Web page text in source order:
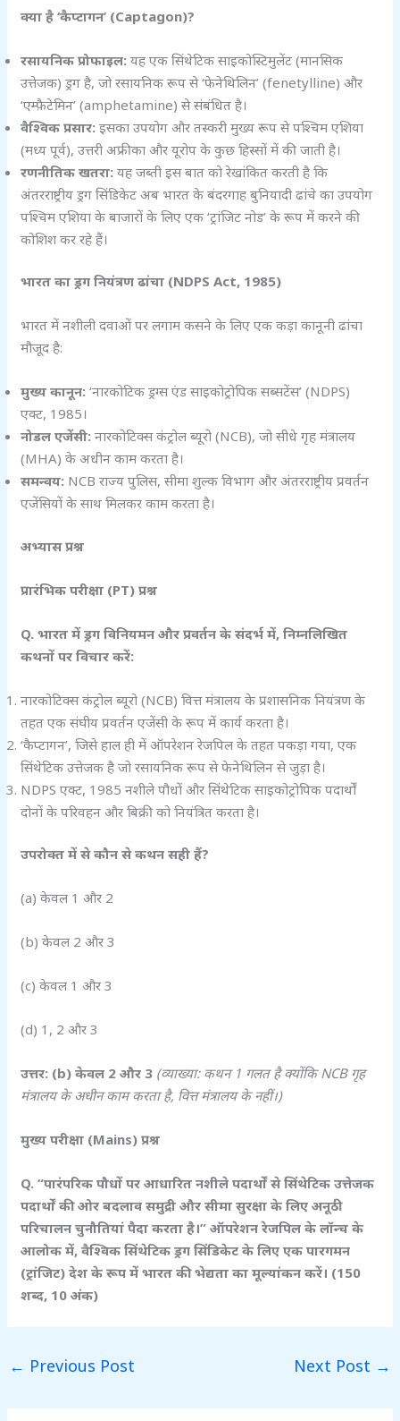
क्या है ‘कैप्टागन’ (Captagon)?
रसायनिक प्रोफाइल: यह एक सिंथेटिक साइकोस्टिमुलेंट (मानसिक
उत्तेजक) ड्रग है, जो रसायनिक रूप से ‘फेनेथिलिन’ (fenetylline) और
‘एम्फ़ैटेमिन’ (amphetamine) से संबंधित है।
वैश्विक प्रसार: इसका उपयोग और तस्करी मुख्य रूप से पश्चिम एशिया
(मध्य पूर्व), उत्तरी अफ्रीका और यूरोप के कुछ हिस्सों में की जाती है।
रणनीतिक खतरा: यह जब्ती इस बात को रेखांकित करती है कि
अंतरराष्ट्रीय ड्रग सिंडिकेट अब भारत के बंदरगाह बुनियादी ढांचे का उपयोग
पश्चिम एशिया के बाजारों के लिए एक ‘ट्रांजिट नोड’ के रूप में करने की
कोशिश कर रहे हैं।
भारत का ड्रग नियंत्रण ढांचा (NDPS Act, 1985)
भारत में नशीली दवाओं पर लगाम कसने के लिए एक कड़ा कानूनी ढांचा
मौजूद है:
मुख्य कानून: ‘नारकोटिक ड्रग्स एंड साइकोट्रोपिक सब्सटेंस’ (NDPS)
एक्ट, 1985।
नोडल एजेंसी: नारकोटिक्स कंट्रोल ब्यूरो (NCB), जो सीधे गृह मंत्रालय
(MHA) के अधीन काम करता है।
समन्वय: NCB राज्य पुलिस, सीमा शुल्क विभाग और अंतरराष्ट्रीय प्रवर्तन
एजेंसियों के साथ मिलकर काम करता है।
अभ्यास प्रश्न
प्रारंभिक परीक्षा (PT)प्रश्न
Q.भारत में ड्रग विनियमन और प्रवर्तन के संदर्भ में,निम्नलिखित
कथनों पर विचार करें:
नारकोटिक्स कंट्रोल ब्यूरो (NCB) वित्त मंत्रालय के प्रशासनिक नियंत्रण के
तहत एक संघीय प्रवर्तन एजेंसी के रूप में कार्य करता है।
‘कैप्टागन’, जिसे हाल ही में ऑपरेशन रेजपिल के तहत पकड़ा गया, एक
सिंथेटिक उत्तेजक है जो रसायनिक रूप से फेनेथिलिन से जुड़ा है।
NDPS एक्ट, 1985 नशीले पौधों और सिंथेटिक साइकोट्रोपिक पदार्थों
दोनों के परिवहन और बिक्री को नियंत्रित करता है।
उपरोक्त में से कौन से कथन सही हैं?
(a) केवल 1 और 2
(b) केवल 2 और 3
(c) केवल 1 और 3
(d) 1, 2 और 3
उत्तर: (b)केवल 2और 3 (व्याख्या: कथन 1 गलत है क्योंकि NCB गृह
मंत्रालय के अधीन काम करता है, वित्त मंत्रालय के नहीं।)
मुख्य परीक्षा (Mains)प्रश्न
Q. “पारंपरिक पौधों पर आधारित नशीले पदार्थों से सिंथेटिक उत्तेजक
पदार्थों की ओर बदलाव समुद्री और सीमा सुरक्षा के लिए अनूठी
परिचालन चुनौतियां पैदा करता है।” ऑपरेशन रेजपिल के लॉन्च के
आलोक में,वैश्विक सिंथेटिक ड्रग सिंडिकेट के लिए एक पारगमन
(ट्रांजिट) देश के रूप में भारत की भेद्यता का मूल्यांकन करें। (150
शब्द, 10अंक)
← Previous Post Next Post →